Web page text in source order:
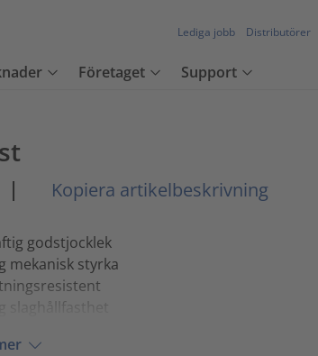
Lediga jobb Distributörer
Företaget Support
| Kopiera artikelbeskrivning
godstjocklek
mekanisk styrka
slaghållfasthet